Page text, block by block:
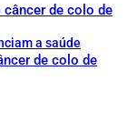
de colo de
a saúde
de colo de